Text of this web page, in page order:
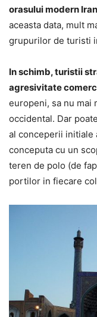
orasului modern Iran
aceasta data, mult
grupurilor de turisti
In schimb, turistii
agresivitate
europeni, sa nu mai
occidental. Dar
al conceperii initiale
conceputa cu un
teren de polo (de
portilor in fiecare